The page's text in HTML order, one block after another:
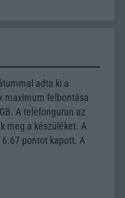
adta ki a
maximum felbontása
A telefongurun az
meg a készüléket. A
pontot kapott. A